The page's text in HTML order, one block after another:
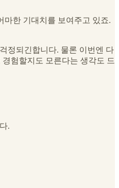
마한 기대치를 보여주고 있죠.
정되긴합니다. 물론 이번엔 다
험할지도 모른다는 생각도 드
.